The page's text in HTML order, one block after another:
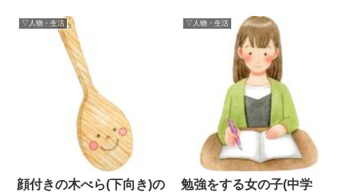
▽人物・生活
顔付きの木べら(下向き)の
▽人物・生活
勉強をする女の子(中学